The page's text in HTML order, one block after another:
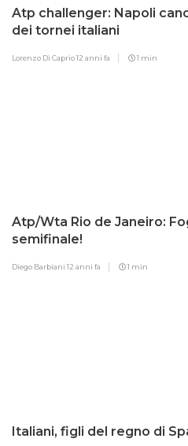
Atp challenger: Napoli
dei tornei italiani
Lorenzo Di Caprio12 anni fa 1 min
Atp/Wta Rio de Janeiro:
semifinale!
Diego Barbiani12 anni fa 1 min
Italiani, figli del regno di